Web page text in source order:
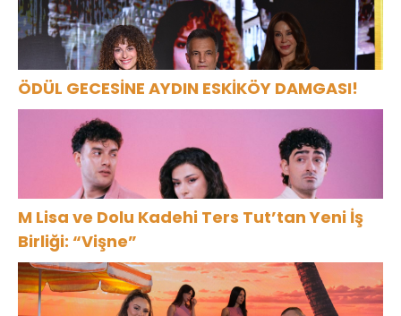
ÖDÜL GECESİNE AYDIN ESKİKÖY DAMGASI!
M Lisa ve Dolu Kadehi Ters Tut’tan Yeni İş
Birliği: “Vişne”